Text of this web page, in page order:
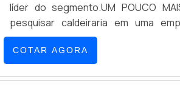
líder do segmento.UM POUCO
pesquisar caldeiraria em uma
encontrar o site da Polimatec.
engrenagens e fusos, visando
cliente.Ainda com uma visão
empresas que não tenham
COTAR AGORA